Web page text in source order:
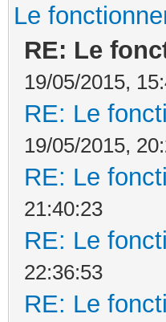
Le
RE: Le
19/05/2015,
RE: Le
19/05/2015,
RE: Le
21:40:23
RE: Le
22:36:53
RE: Le